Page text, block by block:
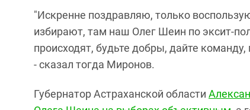
"Искренне поздравляю, только
избирают, там наш Олег Шеин по эксит-
происходят, будьте добры, дайте
- сказал тогда Миронов.
Губернатор Астраханской области